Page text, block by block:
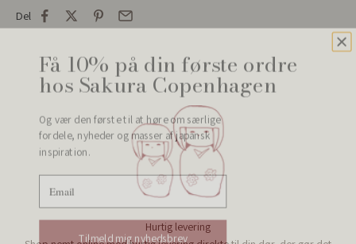
Del
Hurtig levering
Få 10% på din første ordre
hos Sakura Copenhagen
Og vær den første til at høre om særlige
fordele, nyheder og masser af japansk
inspiration.
Tilmeld mig nyhedsbrev